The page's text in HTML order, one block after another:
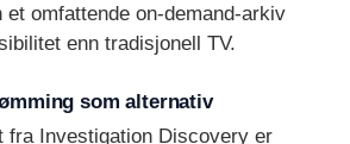
et omfattende on-demand-arkiv
enn tradisjonell TV.
som alternativ
fra Investigation Discovery er